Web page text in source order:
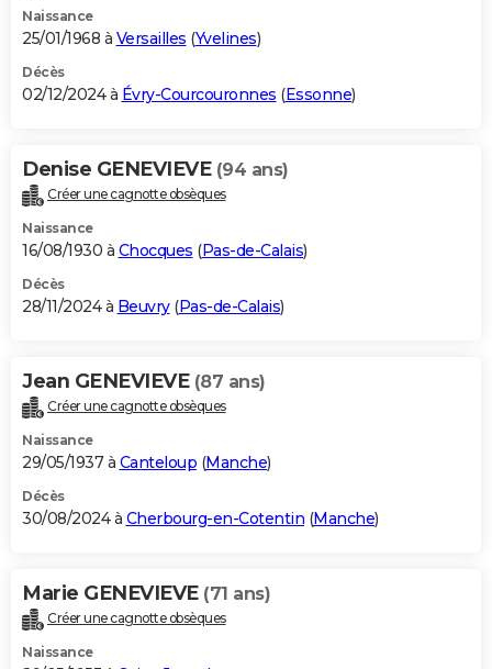
Naissance
25/01/1968 à Versailles (Yvelines)
Décès
02/12/2024 à Évry-Courcouronnes (Essonne)
Denise GENEVIEVE (94 ans)
Créer une cagnotte obsèques
Naissance
16/08/1930 à Chocques (Pas-de-Calais)
Décès
28/11/2024 à Beuvry(Pas-de-Calais)
Jean GENEVIEVE (87 ans)
Créer une cagnotte obsèques
Naissance
29/05/1937 à Canteloup (Manche)
Décès
30/08/2024 à Cherbourg-en-Cotentin (Manche)
Marie GENEVIEVE (71 ans)
Créer une cagnotte obsèques
Naissance